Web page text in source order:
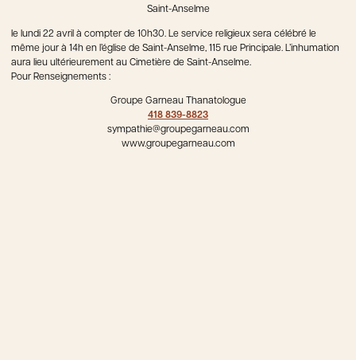
Saint-Anselme
le lundi 22 avril à compter de 10h30. Le service religieux sera célébré le
même jour à 14h en l’église de Saint-Anselme, 115 rue Principale. L’inhumation
aura lieu ultérieurement au Cimetière de Saint-Anselme.
Pour Renseignements :
Groupe Garneau Thanatologue
418 839-8823
sympathie@groupegarneau.com
www.groupegarneau.com